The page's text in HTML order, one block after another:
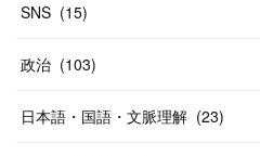
SNS (15)
政治 (103)
日本語・国語・文脈理解 (23)